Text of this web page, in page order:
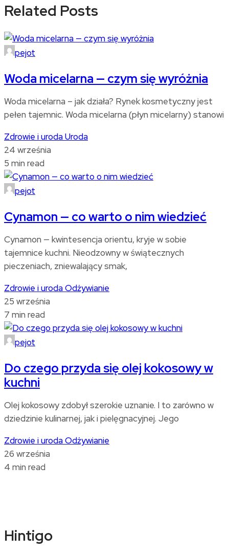
Related Posts
pejot
Woda micelarna — czym się wyróżnia
Woda micelarna – jak działa? Rynek kosmetyczny jest
pełen tajemnic. Woda micelarna (płyn micelarny) stanowi
Zdrowie i urodaUroda
24 września
5 min read
pejot
Cynamon — co warto o nim wiedzieć
Cynamon — kwintesencja orientu, kryje w sobie
tajemnice kuchni. Nieodzowny w świątecznych
pieczeniach, zniewalający smak,
Zdrowie i urodaOdżywianie
25 września
7 min read
pejot
Do czego przyda się olej kokosowy w
kuchni
Olej kokosowy zdobył szerokie uznanie. I to zarówno w
dziedzinie kulinarnej, jak i pielęgnacyjnej. Jego
Zdrowie i urodaOdżywianie
26 września
4 min read
Hintigo